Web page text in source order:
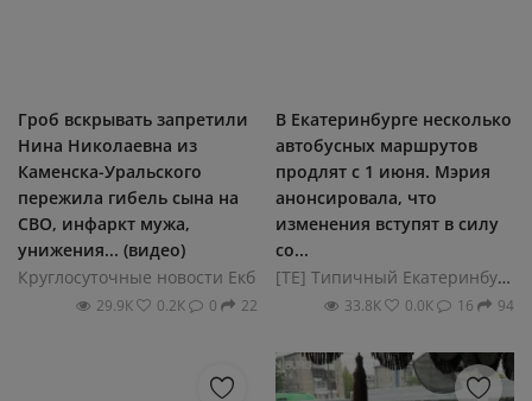
Гроб вскрывать запретили
Нина Николаевна из
Каменска-Уральского
пережила гибель сына на
СВО, инфаркт мужа,
унижения... (видео)
Круглосуточные новости Екб
29.9К 0.2К 0 22
В Екатеринбурге несколько
автобусных маршрутов
продлят с 1 июня. Мэрия
анонсировала, что
изменения вступят в силу
со...
[ТЕ] Типичный Екатеринбург
33.8К 0.0К 16 94